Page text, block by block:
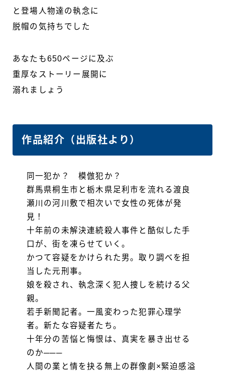
と登場人物達の執念に
脱帽の気持ちでした
あなたも650ページに及ぶ
重厚なストーリー展開に
溺れましょう
作品紹介（出版社より）
同一犯か？ 模倣犯か？
群馬県桐生市と栃木県足利市を流れる渡良
瀬川の河川敷で相次いで女性の死体が発
見！
十年前の未解決連続殺人事件と酷似した手
口が、街を凍らせていく。
かつて容疑をかけられた男。取り調べを担
当した元刑事。
娘を殺され、執念深く犯人捜しを続ける父
親。
若手新聞記者。一風変わった犯罪心理学
者。新たな容疑者たち。
十年分の苦悩と悔恨は、真実を暴き出せる
のか───
人間の業と情を抉る無上の群像劇×緊迫感溢